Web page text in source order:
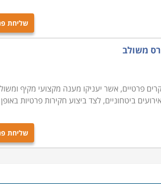
קריירה במקצוע מאתגר ומעניין
ולהרחיב את יכולותיהם בעבודה.
שלא עסקו כלל בתחום עד כה, אך
שליחת
משולב
פרטיים, אשר יעניקו מענה מקצועי מקיף
ביטחוניים, לצד ביצוע חקירות פרטיות
שליחת